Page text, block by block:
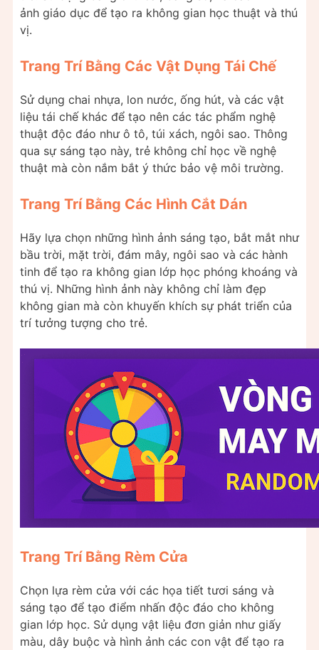
ảnh giáo dục để tạo ra không gian học thuật và thú
vị.
Trang Trí Bằng Các Vật Dụng Tái Chế
Sử dụng chai nhựa, lon nước, ống hút, và các vật
liệu tái chế khác để tạo nên các tác phẩm nghệ
thuật độc đáo như ô tô, túi xách, ngôi sao. Thông
qua sự sáng tạo này, trẻ không chỉ học về nghệ
thuật mà còn nắm bắt ý thức bảo vệ môi trường.
Trang Trí Bằng Các Hình Cắt Dán
Hãy lựa chọn những hình ảnh sáng tạo, bắt mắt như
bầu trời, mặt trời, đám mây, ngôi sao và các hành
tinh để tạo ra không gian lớp học phóng khoáng và
thú vị. Những hình ảnh này không chỉ làm đẹp
không gian mà còn khuyến khích sự phát triển của
trí tưởng tượng cho trẻ.
Trang Trí Bằng Rèm Cửa
Chọn lựa rèm cửa với các họa tiết tươi sáng và
sáng tạo để tạo điểm nhấn độc đáo cho không
gian lớp học. Sử dụng vật liệu đơn giản như giấy
màu, dây buộc và hình ảnh các con vật để tạo ra